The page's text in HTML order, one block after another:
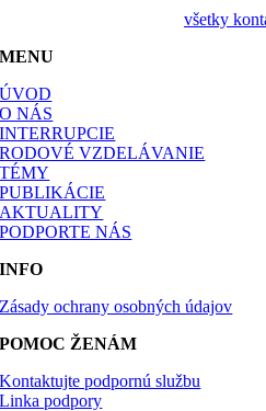
všetky
MENU
ÚVOD
O NÁS
INTERRUPCIE
RODOVÉ VZDELÁVANIE
TÉMY
PUBLIKÁCIE
AKTUALITY
PODPORTE NÁS
INFO
Zásady ochrany osobných údajov
POMOC ŽENÁM
Kontaktujte podpornú službu
Linka podpory